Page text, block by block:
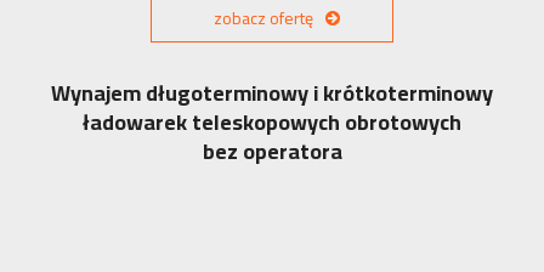
zobacz ofertę
Wynajem długoterminowy i krótkoterminowy
ładowarek teleskopowych obrotowych
bez operatora